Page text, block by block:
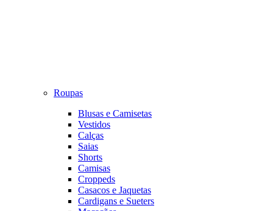
Roupas
Blusas e Camisetas
Vestidos
Calças
Saias
Shorts
Camisas
Croppeds
Casacos e Jaquetas
Cardigans e Sueters